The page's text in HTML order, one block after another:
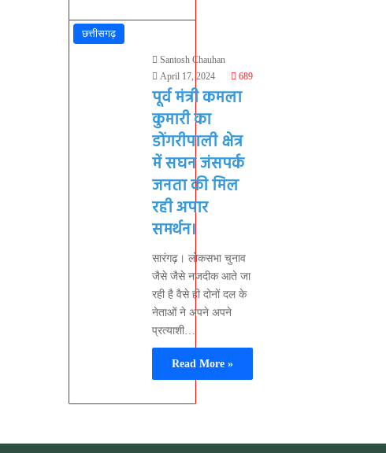
छत्तीसगढ़
Santosh Chauhan
April 17, 2024
689
पूर्व मंत्री कमला
कुमारी का
डोंगरीपाली क्षेत्र
में सघन जंसपर्क
जनता की मिल
रही अपार
समर्थन।
सारंगढ़। लोकसभा चुनाव
जैसे जैसे नजदीक आते जा
रही है वैसे ही दोनों दल के
नेताओं ने अपने अपने
प्रत्याशी…
Read More »